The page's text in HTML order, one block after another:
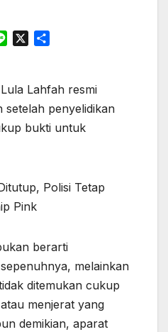
e
r
Lahfah resmi
setelah penyelidikan
bukti untuk
berarti
melainkan
ditemukan cukup
menjerat yang
demikian, aparat